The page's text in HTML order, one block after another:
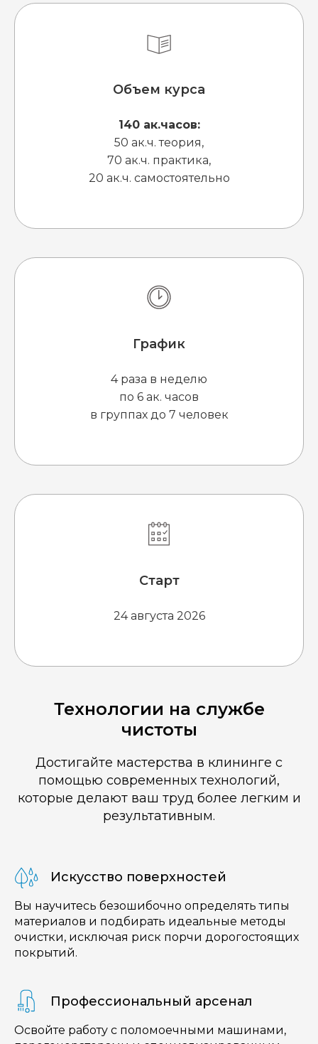
Объем курса
140 ак.часов:
50 ак.ч. теория,
70 ак.ч. практика,
20 ак.ч. самостоятельно
График
4 раза в неделю
по 6 ак. часов
в группах до 7 человек
Старт
24 августа 2026
Технологии на службе
чистоты
Достигайте мастерства в клининге с
помощью современных технологий,
которые делают ваш труд более легким и
результативным.
Искусство поверхностей
Вы научитесь безошибочно определять типы
материалов и подбирать идеальные методы
очистки, исключая риск порчи дорогостоящих
покрытий.
Профессиональный арсенал
Освойте работу с поломоечными машинами,